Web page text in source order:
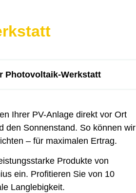
Photovoltaik-Werkstatt
Ihrer PV-Anlage direkt vor Ort
den Sonnenstand. So können wir
– für maximalen Ertrag.
Produkte von
ein. Profitieren Sie von 10
Langlebigkeit.